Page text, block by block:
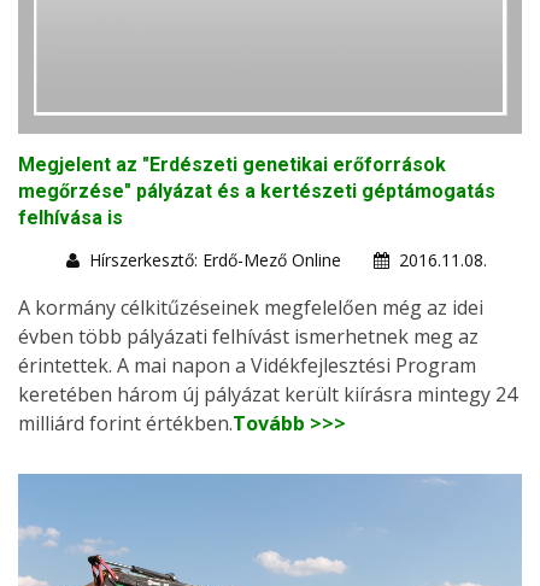
Megjelent az "Erdészeti genetikai erőforrások
megőrzése" pályázat és a kertészeti géptámogatás
felhívása is
Hírszerkesztő: Erdő-Mező Online
2016.11.08.
A kormány célkitűzéseinek megfelelően még az idei
évben több pályázati felhívást ismerhetnek meg az
érintettek. A mai napon a Vidékfejlesztési Program
keretében három új pályázat került kiírásra mintegy 24
milliárd forint értékben.Tovább >>>